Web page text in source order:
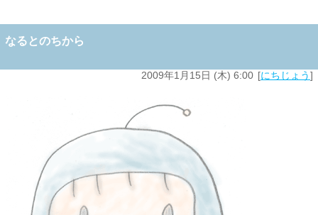
なるとのちから
2009年1月15日 (木) 6:00 にちじょう